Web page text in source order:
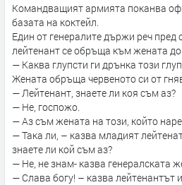
Командващият армията поканва
базата на коктейл.
Един от генералите държи реч пред
лейтенант се обръща към жената до
— Каква глупсти ги дрънка този
Жената обръща червеното си от
— Лейтенант, знаете ли коя съм аз?
— Не, госпожо.
— Аз съм жената на този, който
— Така ли, – казва младият
знаете ли кой съм аз?
— Не, не знам- казва генералската
— Слава богу! – казва лейтенантът